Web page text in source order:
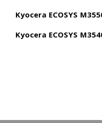
Kyocera ECOSYS
Kyocera ECOSYS